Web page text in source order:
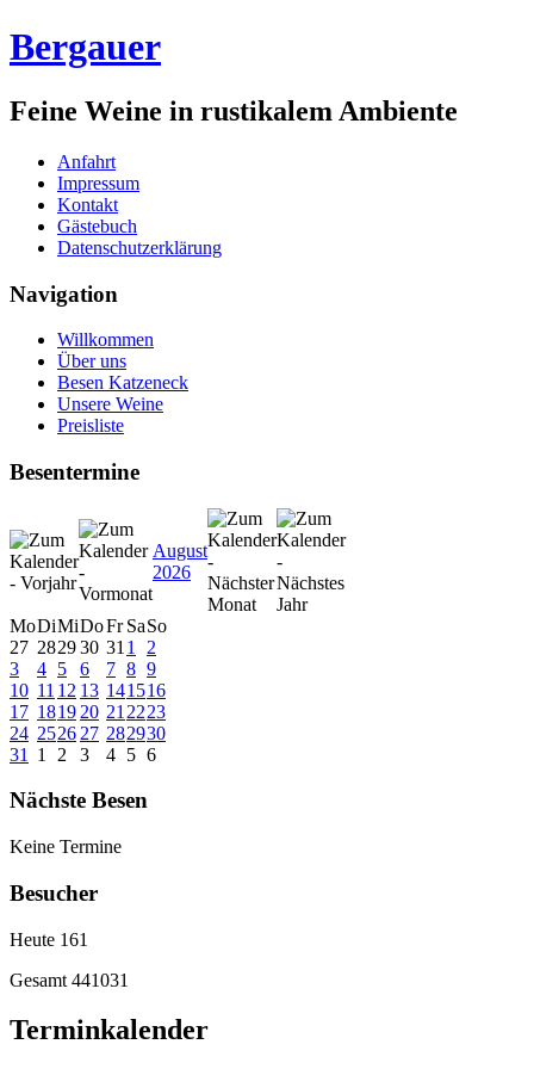
Bergauer
Feine Weine in rustikalem Ambiente
Anfahrt
Impressum
Kontakt
Gästebuch
Datenschutzerklärung
Navigation
Willkommen
Über uns
Besen Katzeneck
Unsere Weine
Preisliste
Besentermine
August
2026
MoDiMiDoFr SaSo
27 282930 31 1
2
3
4 5 6 7 8 9
10 11 12 13 141516
17 1819 20 21 2223
24 2526 27 282930
31
1 2 3 4 5 6
Nächste Besen
Keine Termine
Besucher
Heute 161
Gesamt 441031
Terminkalender